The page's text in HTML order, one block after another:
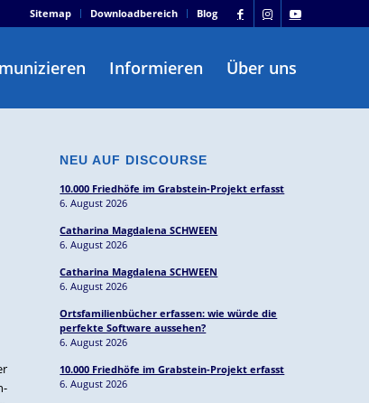
Sitemap Downloadbereich Blog
Informieren Über uns
NEU AUF DISCOURSE
10.000 Friedhöfe im Grabstein-Projekt erfasst
6. August 2026
Catharina Magdalena SCHWEEN
6. August 2026
Catharina Magdalena SCHWEEN
6. August 2026
Ortsfamilienbücher erfassen: wie würde die
perfekte Software aussehen?
6. August 2026
10.000 Friedhöfe im Grabstein-Projekt erfasst
6. August 2026